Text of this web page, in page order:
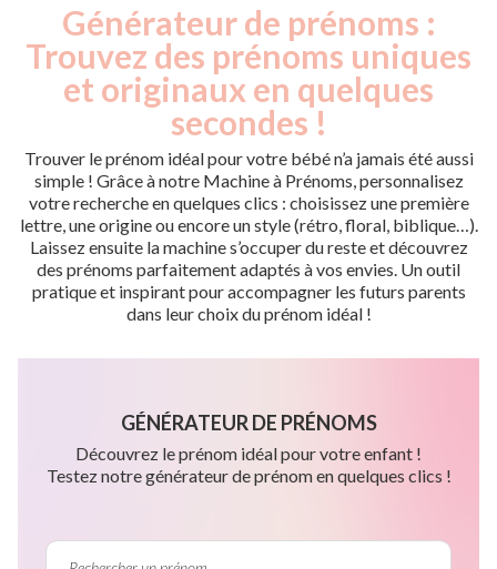
Générateur de prénoms :
Trouvez des prénoms uniques
et originaux en quelques
secondes !
Trouver le prénom idéal pour votre bébé n’a jamais été aussi
simple ! Grâce à notre Machine à Prénoms, personnalisez
votre recherche en quelques clics : choisissez une première
lettre, une origine ou encore un style (rétro, floral, biblique…).
Laissez ensuite la machine s’occuper du reste et découvrez
des prénoms parfaitement adaptés à vos envies. Un outil
pratique et inspirant pour accompagner les futurs parents
dans leur choix du prénom idéal !
GÉNÉRATEUR DE PRÉNOMS
Découvrez le prénom idéal pour votre enfant !
Testez notre générateur de prénom en quelques clics !